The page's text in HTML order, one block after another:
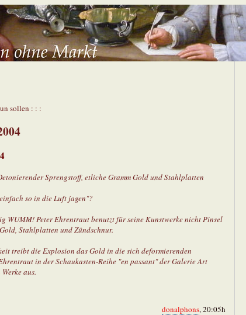
sollen : : :
Sprengstoff, etliche Gramm Gold und Stahlplatten
so in die Luft jagen"?
WUMM! Peter Ehrentraut benutzt für seine Kunstwerke nicht Pinsel
Stahlplatten und Zündschnur.
treibt die Explosion das Gold in die sich deformierenden
in der Schaukasten-Reihe "en passant" der Galerie Art
aus.
donalphons, 20:05h